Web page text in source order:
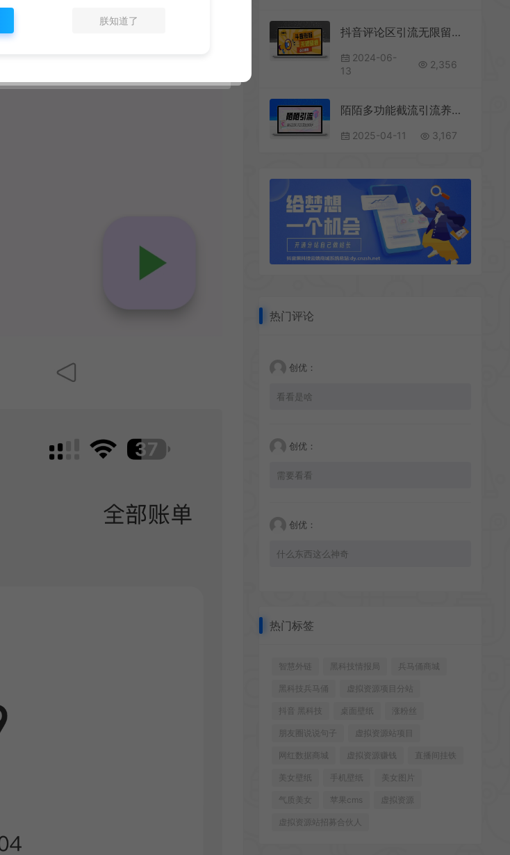
抖音评论区引流无限留痕黑科技项目评测，单号日产1000-2000粉
2024-06-
13
2,356
陌陌多功能截流引流养号助手，解放双手自动引流【引流脚本+使用教程】
2025-04-11 3,167
热门评论
创优：
看看是啥
创优：
需要看看
创优：
什么东西这么神奇
热门标签
智慧外链 黑科技情报局 兵马俑商城
黑科技兵马俑 虚拟资源项目分站
抖音 黑科技 桌面壁纸 涨粉丝
朋友圈说说句子 虚拟资源站项目
网红数据商城 虚拟资源赚钱 直播间挂铁
美女壁纸 手机壁纸 美女图片
气质美女 苹果cms 虚拟资源
虚拟资源站招募合伙人
朕知道了